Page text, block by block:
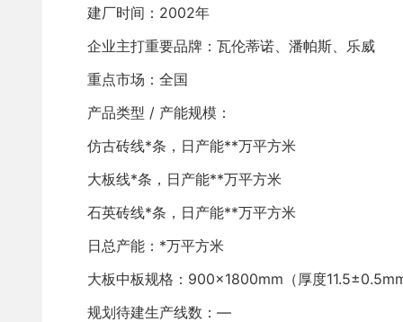
建厂时间：2002年
企业主打重要品牌：瓦伦蒂诺、潘帕斯、乐威
重点市场：全国
产品类型 / 产能规模：
仿古砖线*条，日产能**万平方米
大板线*条，日产能**万平方米
石英砖线*条，日产能**万平方米
日总产能：*万平方米
大板中板规格：900×1800mm（厚度
规划待建生产线数：—